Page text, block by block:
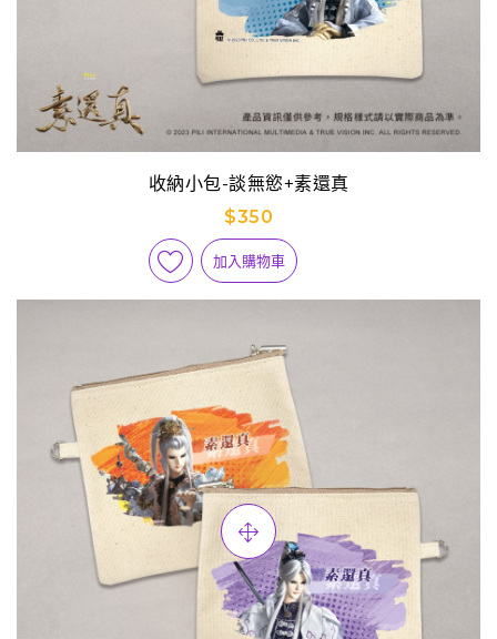
收納小包-談無慾+素還真
$350
加入購物車